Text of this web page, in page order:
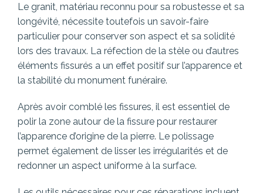
Le granit, matériau reconnu pour sa robustesse et sa
longévité, nécessite toutefois un savoir-faire
particulier pour conserver son aspect et sa solidité
lors des travaux. La réfection de la stèle ou d’autres
éléments fissurés a un effet positif sur l’apparence et
la stabilité du monument funéraire.
Après avoir comblé les fissures, il est essentiel de
polir la zone autour de la fissure pour restaurer
l’apparence d’origine de la pierre. Le polissage
permet également de lisser les irrégularités et de
redonner un aspect uniforme à la surface.